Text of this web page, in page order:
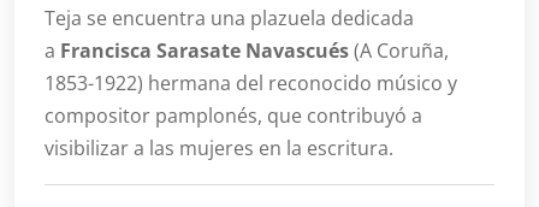
Teja se encuentra una plazuela dedicada
a Francisca Sarasate Navascués(A Coruña,
1853-1922) hermana del reconocido músico y
compositor pamplonés, que contribuyó a
visibilizar a las mujeres en la escritura.